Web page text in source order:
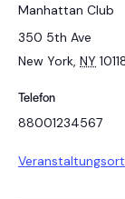
Manhattan Club
350 5th Ave
New York, NY
Telefon
88001234567